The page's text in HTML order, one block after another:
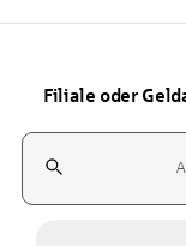
Filiale oder
Suchfeld